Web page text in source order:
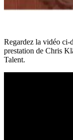
Regardez la vidéo ci-
prestation de Chris
Talent.